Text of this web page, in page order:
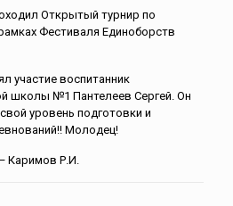
Открытый турнир по
Фестиваля Единоборств
участие воспитанник
школы №1 Пантелеев Сергей. Он
уровень подготовки и
Молодец!
Каримов Р.И.